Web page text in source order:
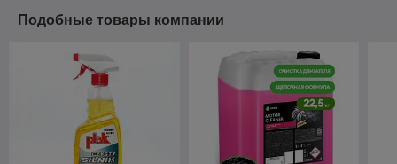
Подобные товары компании